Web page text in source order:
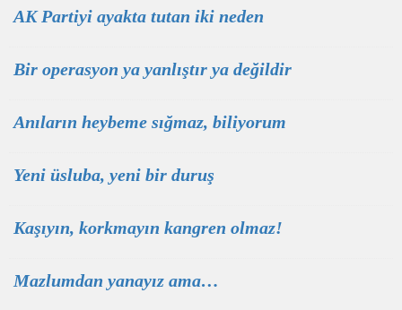
AK Partiyi ayakta tutan iki neden
Bir operasyon ya yanlıştır ya değildir
Anıların heybeme sığmaz, biliyorum
Yeni üsluba, yeni bir duruş
Kaşıyın, korkmayın kangren olmaz!
Mazlumdan yanayız ama…